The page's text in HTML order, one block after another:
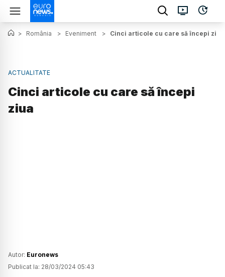
> România > Eveniment > Cinci articole cu care să începi ziua
ACTUALITATE
Cinci articole cu care să începi
ziua
Autor: Euronews
Publicat la: 28/03/2024 05:43